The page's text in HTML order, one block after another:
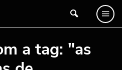
a tag: "as